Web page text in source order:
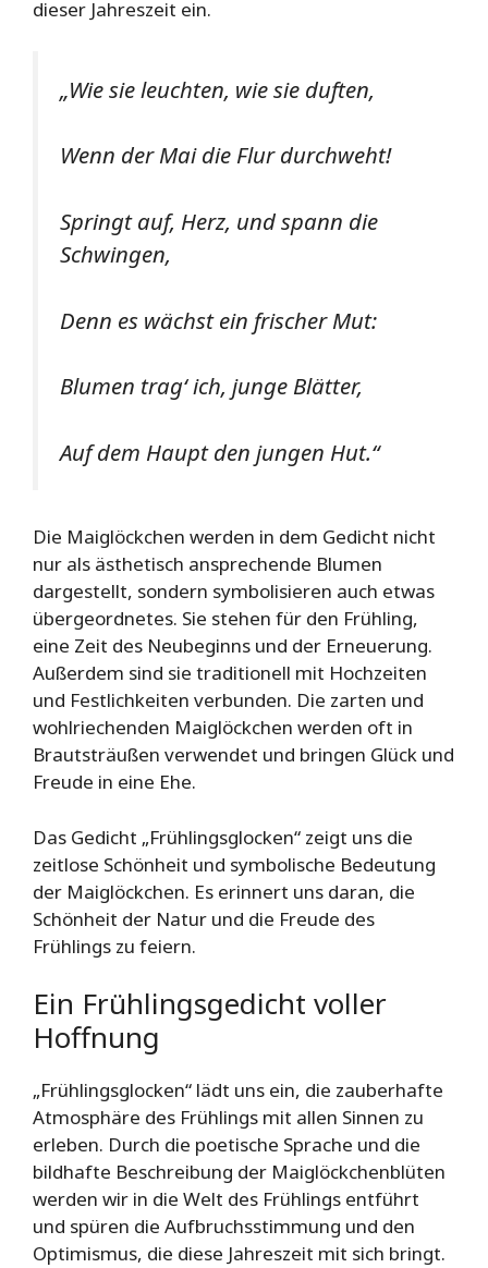
dieser Jahreszeit ein.
„Wie sie leuchten, wie sie duften,
Wenn der Mai die Flur durchweht!
Springt auf, Herz, und spann die
Schwingen,
Denn es wächst ein frischer Mut:
Blumen trag‘ ich, junge Blätter,
Auf dem Haupt den jungen Hut.“
Die Maiglöckchen werden in dem Gedicht nicht
nur als ästhetisch ansprechende Blumen
dargestellt, sondern symbolisieren auch etwas
übergeordnetes. Sie stehen für den Frühling,
eine Zeit des Neubeginns und der Erneuerung.
Außerdem sind sie traditionell mit Hochzeiten
und Festlichkeiten verbunden. Die zarten und
wohlriechenden Maiglöckchen werden oft in
Brautsträußen verwendet und bringen Glück und
Freude in eine Ehe.
Das Gedicht „Frühlingsglocken“ zeigt uns die
zeitlose Schönheit und symbolische Bedeutung
der Maiglöckchen. Es erinnert uns daran, die
Schönheit der Natur und die Freude des
Frühlings zu feiern.
Ein Frühlingsgedicht voller
Hoffnung
„Frühlingsglocken“ lädt uns ein, die zauberhafte
Atmosphäre des Frühlings mit allen Sinnen zu
erleben. Durch die poetische Sprache und die
bildhafte Beschreibung der Maiglöckchenblüten
werden wir in die Welt des Frühlings entführt
und spüren die Aufbruchsstimmung und den
Optimismus, die diese Jahreszeit mit sich bringt.